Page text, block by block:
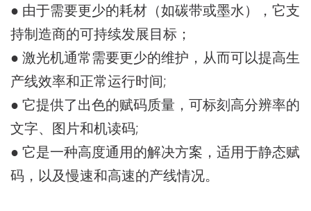
● 由于需要更少的耗材（如碳带或墨水），它支
持制造商的可持续发展目标；
● 激光机通常需要更少的维护，从而可以提高生
产线效率和正常运行时间;
● 它提供了出色的赋码质量，可标刻高分辨率的
文字、图片和机读码;
● 它是一种高度通用的解决方案，适用于静态赋
码，以及慢速和高速的产线情况。